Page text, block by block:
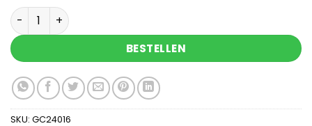
Een knuffel van mij jongen - Groeiconfetti in
BESTELLEN
SKU: GC24016